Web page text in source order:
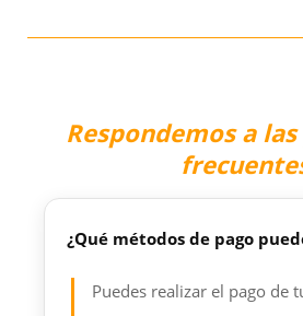
Respondemos a
¿Qué métodos de pago
Puedes realizar el pago de